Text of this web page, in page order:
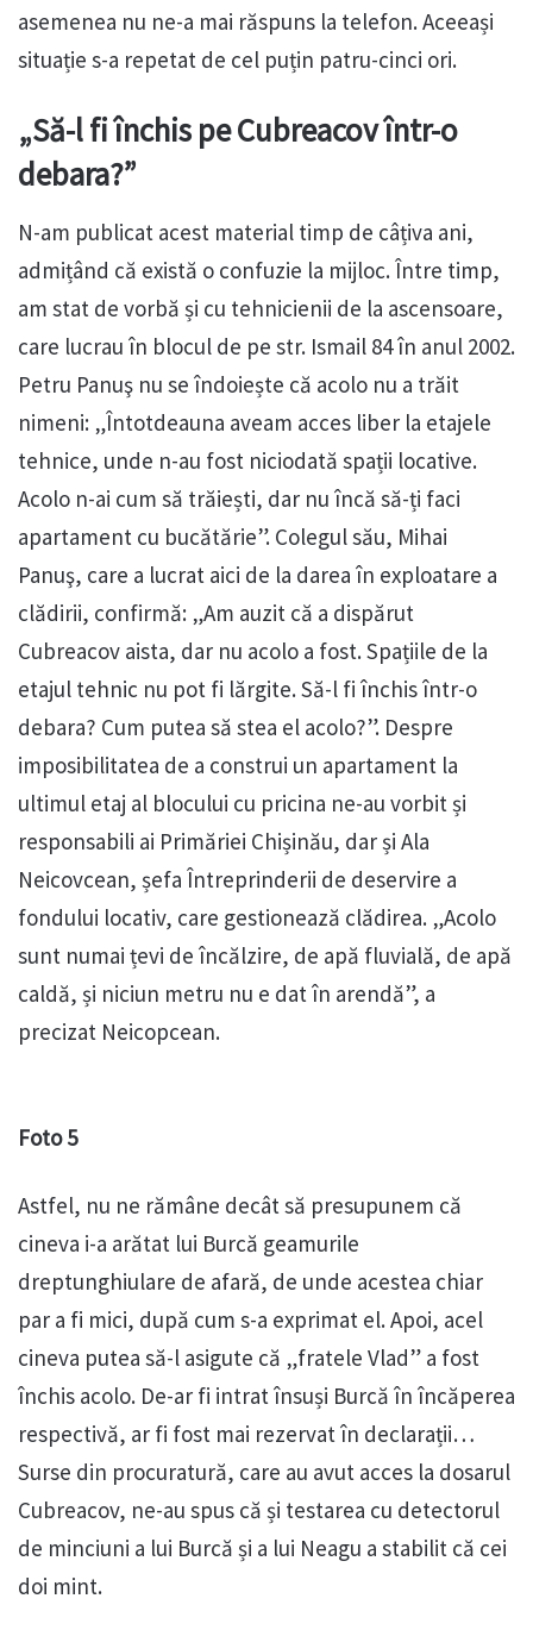
asemenea nu ne-a mai răspuns la telefon. Aceeași
situație s-a repetat de cel puțin patru-cinci ori.
„Să-l fi închis pe Cubreacov într-o
debara?”
N-am publicat acest material timp de câțiva ani,
admițând că există o confuzie la mijloc. Între timp,
am stat de vorbă și cu tehnicienii de la ascensoare,
care lucrau în blocul de pe str. Ismail 84 în anul 2002.
Petru Panuş nu se îndoiește că acolo nu a trăit
nimeni: „Întotdeauna aveam acces liber la etajele
tehnice, unde n-au fost niciodată spații locative.
Acolo n-ai cum să trăiești, dar nu încă să-ți faci
apartament cu bucătărie”. Colegul său, Mihai
Panuş, care a lucrat aici de la darea în exploatare a
clădirii, confirmă: „Am auzit că a dispărut
Cubreacov aista, dar nu acolo a fost. Spațiile de la
etajul tehnic nu pot fi lărgite. Să-l fi închis într-o
debara? Cum putea să stea el acolo?”. Despre
imposibilitatea de a construi un apartament la
ultimul etaj al blocului cu pricina ne-au vorbit și
responsabili ai Primăriei Chișinău, dar și Ala
Neicovcean, șefa Întreprinderii de deservire a
fondului locativ, care gestionează clădirea. „Acolo
sunt numai țevi de încălzire, de apă fluvială, de apă
caldă, și niciun metru nu e dat în arendă”, a
precizat Neicopcean.
Foto 5
Astfel, nu ne rămâne decât să presupunem că
cineva i-a arătat lui Burcă geamurile
dreptunghiulare de afară, de unde acestea chiar
par a fi mici, după cum s-a exprimat el. Apoi, acel
cineva putea să-l asigute că „fratele Vlad” a fost
închis acolo. De-ar fi intrat însuși Burcă în încăperea
respectivă, ar fi fost mai rezervat în declarații…
Surse din procuratură, care au avut acces la dosarul
Cubreacov, ne-au spus că și testarea cu detectorul
de minciuni a lui Burcă și a lui Neagu a stabilit că cei
doi mint.